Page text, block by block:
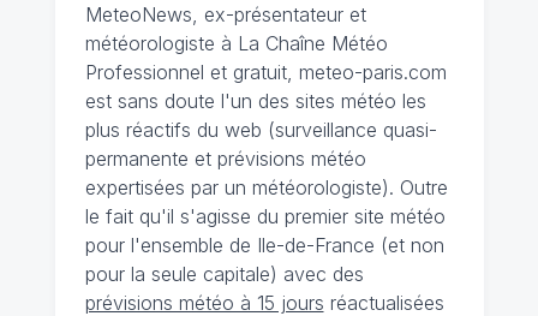
MeteoNews, ex-présentateur et
météorologiste à La Chaîne Météo
Professionnel et gratuit, meteo-paris.com
est sans doute l'un des sites météo les
plus réactifs du web (surveillance quasi-
permanente et prévisions météo
expertisées par un météorologiste). Outre
le fait qu'il s'agisse du premier site météo
pour l'ensemble de Ile-de-France (et non
pour la seule capitale) avec des
prévisions météo à 15 jours réactualisées